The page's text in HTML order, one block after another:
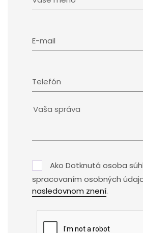
E-mail
Telefón
Ako Dotknutá osoba
spracovaním osobných
nasledovnom znení.